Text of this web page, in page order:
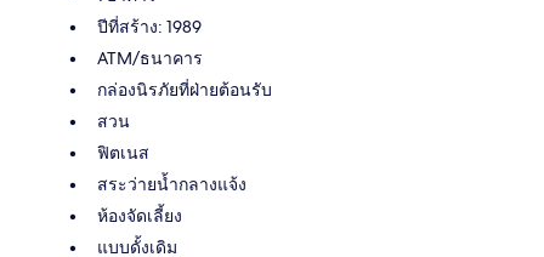
ปีที่สร้าง: 1989
ATM/ธนาคาร
กล่องนิรภัยที่ฝ่ายต้อนรับ
สวน
ฟิตเนส
สระว่ายน้ำกลางแจ้ง
ห้องจัดเลี้ยง
แบบดั้งเดิม